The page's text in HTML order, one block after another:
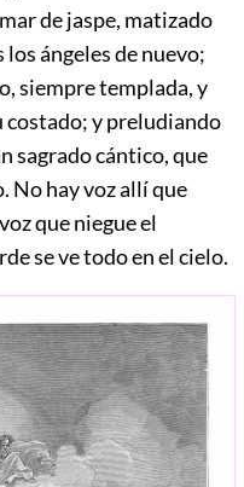
de jaspe, matizado
ángeles de nuevo;
siempre templada, y
costado; y preludiando
sagradocántico, que
No hay voz allí que
que niegue el
se ve todo en el cielo.